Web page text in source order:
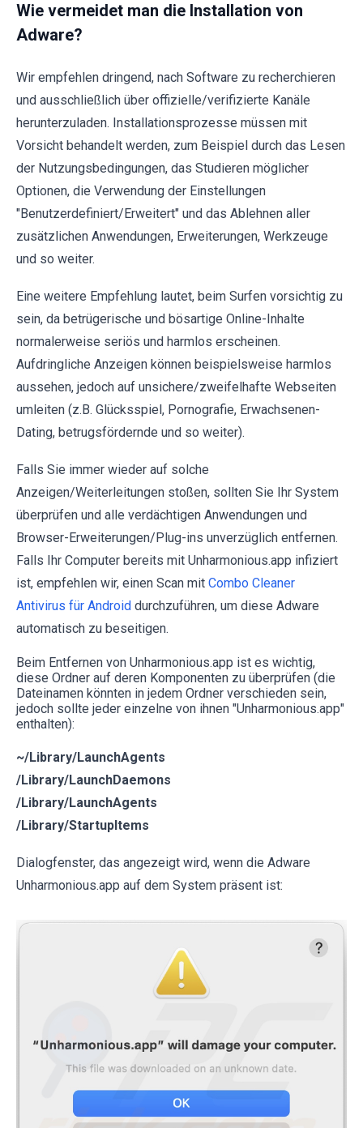
Wie vermeidet man die Installation von
Adware?
Wir empfehlen dringend, nach Software zu recherchieren
und ausschließlich über offizielle/verifizierte Kanäle
herunterzuladen. Installationsprozesse müssen mit
Vorsicht behandelt werden, zum Beispiel durch das Lesen
der Nutzungsbedingungen, das Studieren möglicher
Optionen, die Verwendung der Einstellungen
"Benutzerdefiniert/Erweitert" und das Ablehnen aller
zusätzlichen Anwendungen, Erweiterungen, Werkzeuge
und so weiter.
Eine weitere Empfehlung lautet, beim Surfen vorsichtig zu
sein, da betrügerische und bösartige Online-Inhalte
normalerweise seriös und harmlos erscheinen.
Aufdringliche Anzeigen können beispielsweise harmlos
aussehen, jedoch auf unsichere/zweifelhafte Webseiten
umleiten (z.B. Glücksspiel, Pornografie, Erwachsenen-
Dating, betrugsfördernde und so weiter).
Falls Sie immer wieder auf solche
Anzeigen/Weiterleitungen stoßen, sollten Sie Ihr System
überprüfen und alle verdächtigen Anwendungen und
Browser-Erweiterungen/Plug-ins unverzüglich entfernen.
Falls Ihr Computer bereits mit Unharmonious.app infiziert
ist, empfehlen wir, einen Scan mit Combo Cleaner
Antivirus für Android durchzuführen, um diese Adware
automatisch zu beseitigen.
Beim Entfernen von Unharmonious.app ist es wichtig,
diese Ordner auf deren Komponenten zu überprüfen (die
Dateinamen könnten in jedem Ordner verschieden sein,
jedoch sollte jeder einzelne von ihnen "Unharmonious.app"
enthalten):
~/Library/LaunchAgents
/Library/LaunchDaemons
/Library/LaunchAgents
/Library/StartupItems
Dialogfenster, das angezeigt wird, wenn die Adware
Unharmonious.app auf dem System präsent ist: